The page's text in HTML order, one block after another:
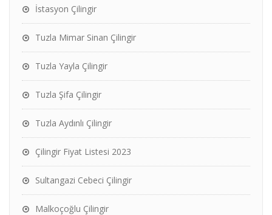
İstasyon Çilingir
Tuzla Mimar Sinan Çilingir
Tuzla Yayla Çilingir
Tuzla Şifa Çilingir
Tuzla Aydınlı Çilingir
Çilingir Fiyat Listesi 2023
Sultangazi Cebeci Çilingir
Malkoçoğlu Çilingir